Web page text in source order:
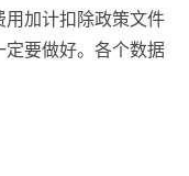
用加计扣除政策文件
定要做好。各个数据